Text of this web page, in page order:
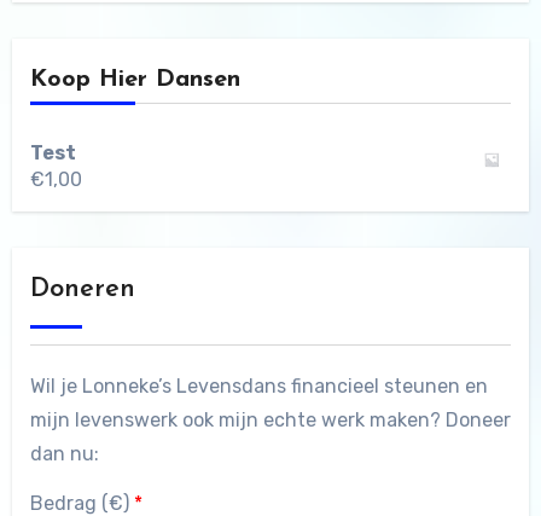
Koop Hier Dansen
Test
€1,00
Doneren
Wil je Lonneke’s Levensdans financieel steunen en
mijn levenswerk ook mijn echte werk maken? Doneer
dan nu:
Bedrag (€) *